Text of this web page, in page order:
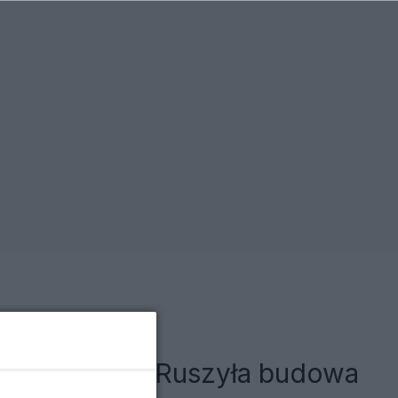
Ruszyła budowa